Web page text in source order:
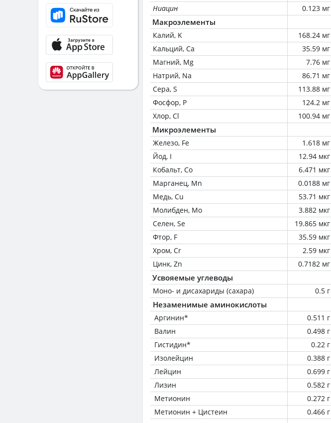
Ниацин
0.123 мг
Макроэлементы
Калий, K 168.24 мг
Кальций, Ca
35.59 мг
Магний, Mg
7.76 мг
Натрий, Na
86.71 мг
Сера, S
113.88 мг
Фосфор, P
124.2 мг
Хлор, Cl
100.94 мг
Микроэлементы
Железо, Fe 1.618 мг
Йод, I
12.94 мкг
Кобальт, Co
6.471 мкг
Марганец, Mn
0.0188 мг
Медь, Cu
53.71 мкг
Молибден, Mo
3.882 мкг
Селен, Se
19.865 мкг
Фтор, F
35.59 мкг
Хром, Cr
2.59 мкг
Цинк, Zn
0.7182 мг
Усвояемые углеводы
Моно- и дисахариды (сахара) 0.5 г
Незаменимые аминокислоты
Аргинин* 0.511 г
Валин
0.498 г
Гистидин*
0.22 г
Изолейцин
0.388 г
Лейцин
0.699 г
Лизин
0.582 г
Метионин
0.272 г
Метионин + Цистеин
0.466 г